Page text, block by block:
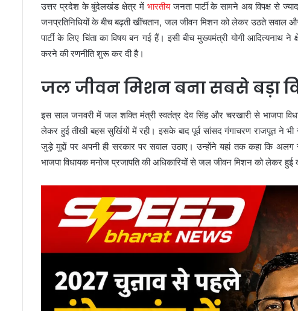
उत्तर प्रदेश के बुंदेलखंड क्षेत्र में भारतीयजनता पार्टी के सामने अब विपक्ष से
जनप्रतिनिधियों के बीच बढ़ती खींचतान, जल जीवन मिशन को लेकर उठते सवाल
पार्टी के लिए चिंता का विषय बन गई हैं। इसी बीच मुख्यमंत्री योगी
करने की रणनीति शुरू कर दी है।
जल जीवन मिशन बना सबसे बड़ा
इस साल जनवरी में जल शक्ति मंत्री स्वतंत्र देव सिंह और चरखारी से भाजपा
लेकर हुई तीखी बहस सुर्खियों में रही। इसके बाद पूर्व सांसद गंगाचरण राजपूत ने
जुड़े मुद्दों पर अपनी ही सरकार पर सवाल उठाए। उन्होंने यहां तक कहा कि
भाजपा विधायक मनोज प्रजापति की अधिकारियों से जल जीवन मिशन को लेकर हुई